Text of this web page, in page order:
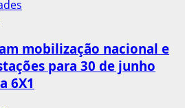
mobilização nacional e
para 30 de junho
6X1